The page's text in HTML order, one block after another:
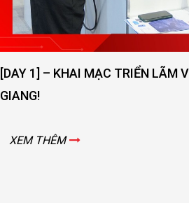
[DAY 1] – KHAI MẠC TRIỂN LÃM
GIANG!
XEM THÊM